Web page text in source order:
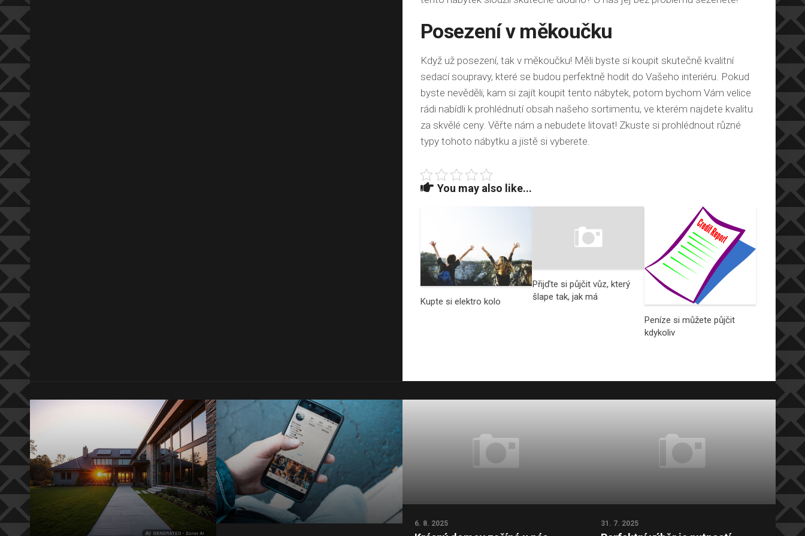
Posezení v měkoučku
Když už posezení, tak v měkoučku! Měli byste si koupit skutečně kvalitní
sedací soupravy, které se budou perfektně hodit do Vašeho interiéru. Pokud
byste nevěděli, kam si zajít koupit tento nábytek, potom bychom Vám velice
rádi nabídli k prohlédnutí obsah našeho sortimentu, ve kterém najdete kvalitu
za skvělé ceny. Věřte nám a nebudete litovat! Zkuste si prohlédnout různé
typy tohoto nábytku a jistě si vyberete.
You may also like...
Kupte si elektro kolo
Přijďte si půjčit vůz, který
šlape tak, jak má
Peníze si můžete půjčit
kdykoliv
6. 8. 2025 31. 7. 2025 22.